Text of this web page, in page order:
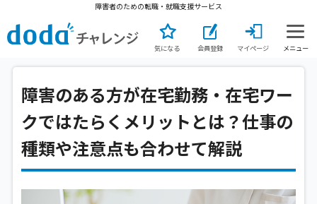
障害者のための転職・就職支援サービス
気になる 会員登録 マイページ メニュー
障害のある方が在宅勤務・在宅ワー
クではたらくメリットとは？仕事の
種類や注意点も合わせて解説